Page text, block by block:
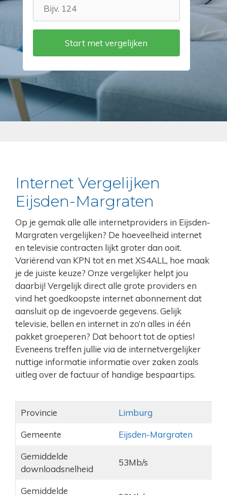
Internet Vergelijken
Eijsden-Margraten
Op je gemak alle alle internetproviders in Eijsden-
Margraten vergelijken? De hoeveelheid internet
en televisie contracten lijkt groter dan ooit.
Variërend van KPN tot en met XS4ALL, hoe maak
je de juiste keuze? Onze vergelijker helpt jou
daarbij! Vergelijk direct alle grote providers en
vind het goedkoopste internet abonnement dat
aansluit op de ingevoerde gegevens. Gelijk
televisie, bellen en internet in zo’n alles in één
pakket groeperen? Dat behoort tot de opties!
Eveneens treffen jullie via de internetvergelijker
nuttige informatie informatie over zaken zoals
uitleg over de factuur of handige bespaartips.
Provincie Limburg
Gemeente Eijsden-Margraten
Gemiddelde
downloadsnelheid
53Mb/s
Gemiddelde